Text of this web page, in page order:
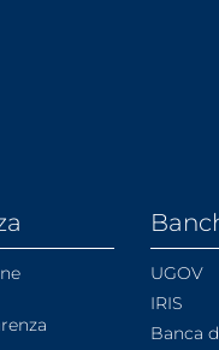
UGOV
IRIS
Banca